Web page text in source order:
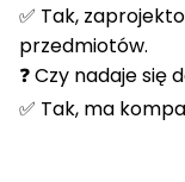
✅ Tak,
przedmiotów.
❓ Czy nadaje się
✅ Tak, ma